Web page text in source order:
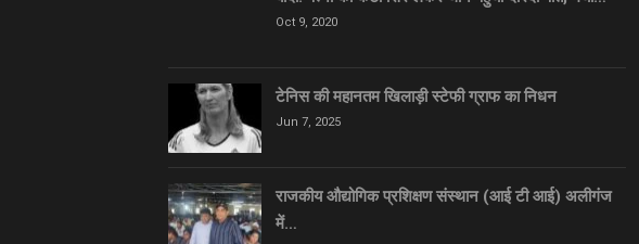
Oct 9, 2020
टेनिस की महानतम खिलाड़ी स्टेफी ग्राफ का निधन
Jun 7, 2025
राजकीय औद्योगिक प्रशिक्षण संस्थान (आई टी आई) अलीगंज
में…